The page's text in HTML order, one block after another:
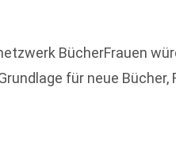
BücherFrauen
für neue Bücher,